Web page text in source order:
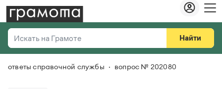
Искать на Грамоте
Справочная служба
Найти
Везде
ответы справочной службы вопрос № 202080